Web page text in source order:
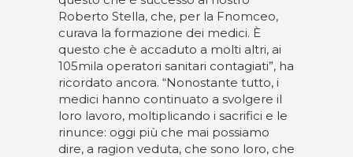
Roberto Stella, che, per la Fnomceo,
curava la formazione dei medici. È
questo che è accaduto a molti altri, ai
105mila operatori sanitari contagiati”, ha
ricordato ancora. “Nonostante tutto, i
medici hanno continuato a svolgere il
loro lavoro, moltiplicando i sacrifici e le
rinunce: oggi più che mai possiamo
dire, a ragion veduta, che sono loro, che